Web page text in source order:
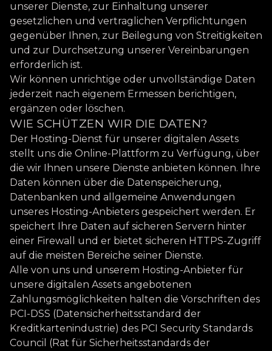
unserer Dienste, zur Einhaltung unserer
gesetzlichen und vertraglichen Verpflichtungen
gegenüber Ihnen, zur Beilegung von Streitigkeiten
und zur Durchsetzung unserer Vereinbarungen
erforderlich ist.
Wir können unrichtige oder unvollständige Daten
jederzeit nach eigenem Ermessen berichtigen,
ergänzen oder löschen.
WIE SCHÜTZEN WIR DIE DATEN?
Der Hosting-Dienst für unserer digitalen Assets
stellt uns die Online-Plattform zu Verfügung, über
die wir Ihnen unsere Dienste anbieten können. Ihre
Daten können über die Datenspeicherung,
Datenbanken und allgemeine Anwendungen
unseres Hosting-Anbieters gespeichert werden. Er
speichert Ihre Daten auf sicheren Servern hinter
einer Firewall und er bietet sicheren HTTPS-Zugriff
auf die meisten Bereiche seiner Dienste.
Alle von uns und unserem Hosting-Anbieter für
unsere digitalen Assets angebotenen
Zahlungsmöglichkeiten halten die Vorschriften des
PCI-DSS (Datensicherheitsstandard der
Kreditkartenindustrie) des PCI Security Standards
Council (Rat für Sicherheitsstandards der